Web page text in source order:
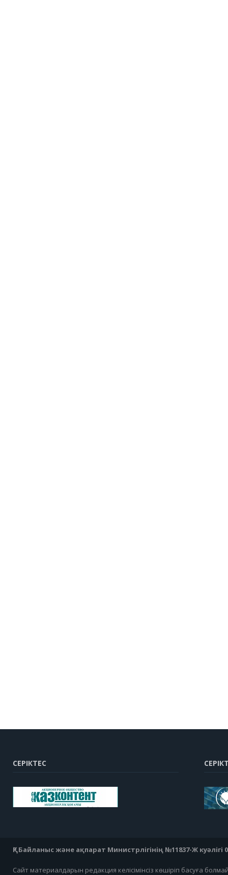
СЕРІКТЕС
ҚР Байланыс және ақпарат Министрлігінің №11837-Ж куәлігі
Сайт материалдарын редакция келісімінсіз көшіріп басуға